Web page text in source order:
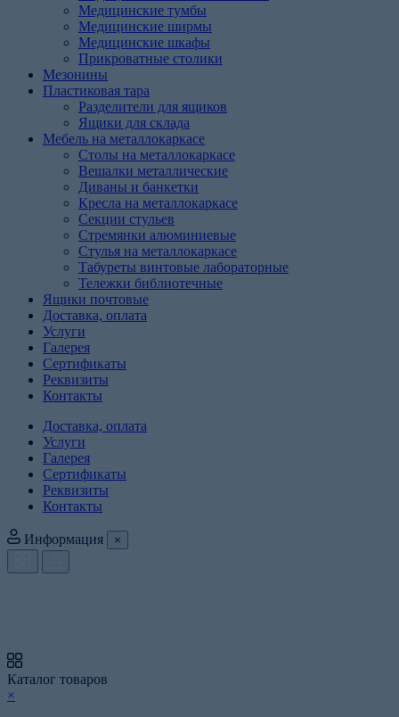
Медицинские тумбы
Медицинские ширмы
Медицинские шкафы
Прикроватные столики
Мезонины
Пластиковая тара
Разделители для ящиков
Ящики для склада
Мебель на металлокаркасе
Cтолы на металлокаркасе
Вешалки металлические
Диваны и банкетки
Кресла на металлокаркасе
Секции стульев
Стремянки алюминиевые
Стулья на металлокаркасе
Табуреты винтовые лабораторные
Тележки библиотечные
Ящики почтовые
Доставка, оплата
Услуги
Галерея
Сертификаты
Реквизиты
Контакты
Доставка, оплата
Услуги
Галерея
Сертификаты
Реквизиты
Контакты
Информация ×
Каталог товаров
×